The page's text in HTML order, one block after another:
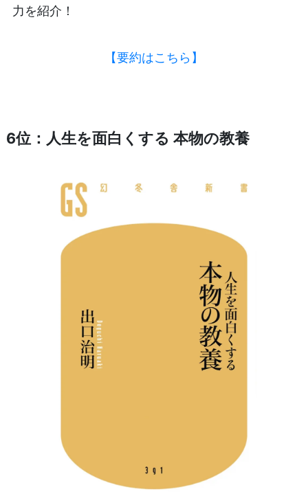
力を紹介！
【要約はこちら】
6位：人生を面白くする 本物の教養